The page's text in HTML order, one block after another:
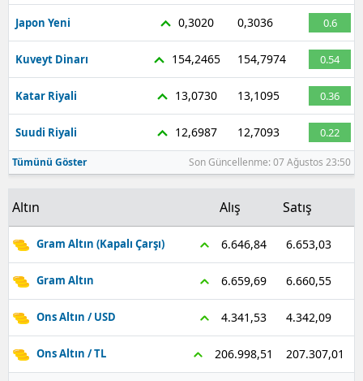
Kütahya
Malatya
Manisa
Kahramanmaraş
Mardin
Muğla
Nevşehir
Niğde
Rize
Sakarya
Japon Yeni 0,3020 0,3036 0.6
Kuveyt Dinarı 154,2465 154,7974 0.54
Katar Riyali 13,0730 13,1095 0.36
Suudi Riyali 12,6987 12,7093 0.22
Tümünü Göster Son Güncellenme: 07 Ağustos 23:50
Altın Alış Satış
Gram Altın (Kapalı Çarşı) 6.646,84 6.653,03
Gram Altın 6.659,69 6.660,55
Ons Altın / USD 4.341,53 4.342,09
Ons Altın / TL 206.998,51 207.307,01